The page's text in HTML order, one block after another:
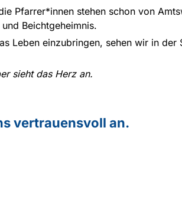
Pfarrer*innen stehen schon von
Beichtgeheimnis.
Leben einzubringen, sehen wir in der
sieht das Herz an.
vertrauensvoll an.